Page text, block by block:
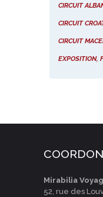
CIRCUIT
CIRCUIT
CIRCUIT
EXPOSITION
Mirabilia
52, rue des